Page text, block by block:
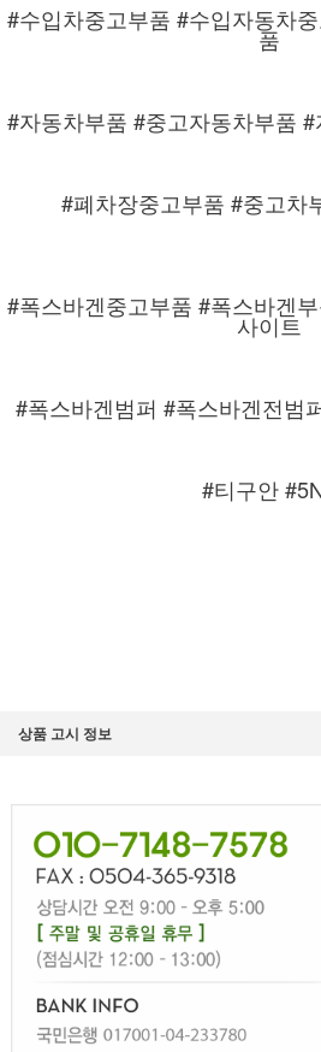
#수입차중고부품 #수입자동차
품
#자동차부품 #중고자동차부품
#폐차장중고부품 #중고차
#폭스바겐중고부품 #폭스바겐
사이트
#폭스바겐범퍼 #폭스바겐전범
#티구안
상품 고시 정보